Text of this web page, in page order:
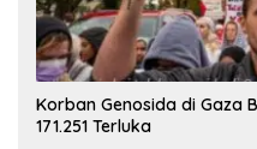
Korban Genosida di Gaza
171.251 Terluka